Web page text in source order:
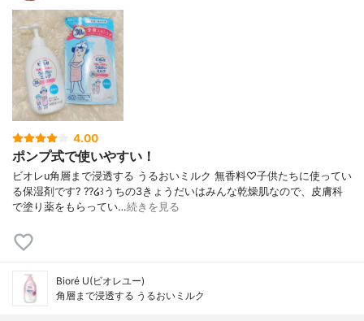
4.00
ポンプ式で使いやすい！
ビオレu角層まで浸透する うるおいミルク 無香料♡子供たちに使ってい
る保湿剤です‪? ??໒꒱うちの3きょうだいはみんな乾燥肌なので、皮膚科
で塗り薬をもらってい…続きを見る
Bioré U(ビオレユー)
角層まで浸透する うるおいミルク